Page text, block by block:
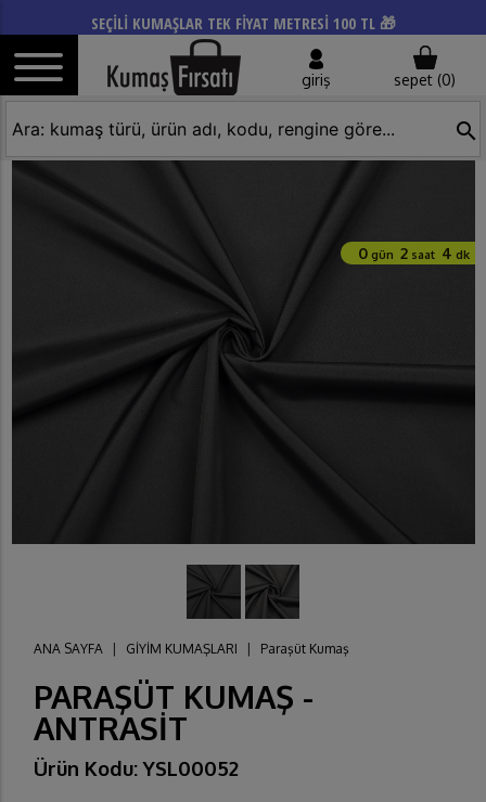
SEÇİLİ KUMAŞLAR TEK FİYAT METRESİ 100 TL 🎁
giriş sepet (0)
search
0gün 2saat 4 dk
ANA SAYFA GİYİM KUMAŞLARI Paraşüt Kumaş
PARAŞÜT KUMAŞ -
ANTRASİT
Ürün Kodu: YSL00052